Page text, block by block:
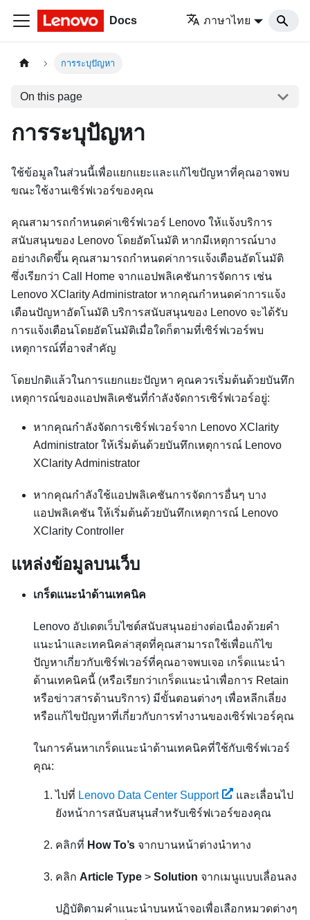
Docs ภาษาไทย
การระบุปัญหา
On this page
การระบุปัญหา
ใช้ข้อมูลในส่วนนี้เพื่อแยกแยะและแก้ไขปัญหาที่คุณอาจพบ
ขณะใช้งานเซิร์ฟเวอร์ของคุณ
คุณสามารถกำหนดค่าเซิร์ฟเวอร์ Lenovo ให้แจ้งบริการ
สนับสนุนของ Lenovo โดยอัตโนมัติ หากมีเหตุการณ์บาง
อย่างเกิดขึ้น คุณสามารถกำหนดค่าการแจ้งเตือนอัตโนมัติ
ซึ่งเรียกว่า Call Home จากแอปพลิเคชันการจัดการ เช่น
Lenovo XClarity Administrator หากคุณกำหนดค่าการแจ้ง
เตือนปัญหาอัตโนมัติ บริการสนับสนุนของ Lenovo จะได้รับ
การแจ้งเตือนโดยอัตโนมัติเมื่อใดก็ตามที่เซิร์ฟเวอร์พบ
เหตุการณ์ที่อาจสำคัญ
โดยปกติแล้วในการแยกแยะปัญหา คุณควรเริ่มต้นด้วยบันทึก
เหตุการณ์ของแอปพลิเคชันที่กำลังจัดการเซิร์ฟเวอร์อยู่:
หากคุณกำลังจัดการเซิร์ฟเวอร์จาก Lenovo XClarity
Administrator ให้เริ่มต้นด้วยบันทึกเหตุการณ์ Lenovo
XClarity Administrator
หากคุณกำลังใช้แอปพลิเคชันการจัดการอื่นๆ บาง
แอปพลิเคชัน ให้เริ่มต้นด้วยบันทึกเหตุการณ์ Lenovo
XClarity Controller
แหล่งข้อมูลบนเว็บ
เกร็ดแนะนำด้านเทคนิค
Lenovo อัปเดตเว็บไซต์สนับสนุนอย่างต่อเนื่องด้วยคำ
แนะนำและเทคนิคล่าสุดที่คุณสามารถใช้เพื่อแก้ไข
ปัญหาเกี่ยวกับเซิร์ฟเวอร์ที่คุณอาจพบเจอ เกร็ดแนะนำ
ด้านเทคนิคนี้ (หรือเรียกว่าเกร็ดแนะนำเพื่อการ Retain
หรือข่าวสารด้านบริการ) มีขั้นตอนต่างๆ เพื่อหลีกเลี่ยง
หรือแก้ไขปัญหาที่เกี่ยวกับการทำงานของเซิร์ฟเวอร์คุณ
ในการค้นหาเกร็ดแนะนำด้านเทคนิคที่ใช้กับเซิร์ฟเวอร์
คุณ:
ไปที่ Lenovo Data Center Support
และเลื่อนไป
ยังหน้าการสนับสนุนสำหรับเซิร์ฟเวอร์ของคุณ
คลิกที่ How To’s จากบานหน้าต่างนำทาง
คลิก Article Type > Solution จากเมนูแบบเลื่อนลง
ปฏิบัติตามคำแนะนำบนหน้าจอเพื่อเลือกหมวดต่างๆ